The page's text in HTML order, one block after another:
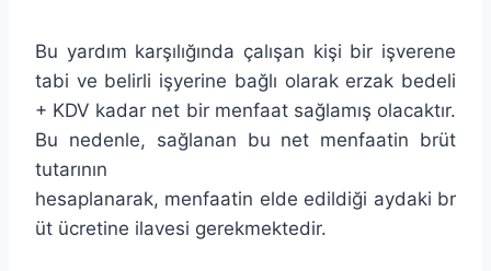
Bu yardım karşılığında çalışan kişi bir işverene
tabi ve belirli işyerine bağlı olarak erzak bedeli
+ KDV kadar net bir menfaat sağlamış olacaktır.
Bu nedenle, sağlanan bu net menfaatin brüt
tutarının
hesaplanarak, menfaatin elde edildiği aydaki br
üt ücretine ilavesi gerekmektedir.